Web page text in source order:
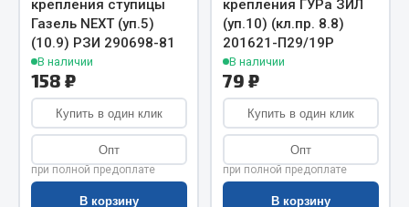
Весь раздел
Цепи подъёмные
Весь раздел
РТИ
крепления ступицы
Газель NEXT (уп.5)
(10.9) РЗИ 290698-81
В наличии
158 ₽
Купить в один клик
Опт
при полной предоплате
В корзину
крепления ГУРа ЗИЛ
(уп.10) (кл.пр. 8.8)
201621-П29/19Р
В наличии
79 ₽
Купить в один клик
Опт
при полной предоплате
В корзину